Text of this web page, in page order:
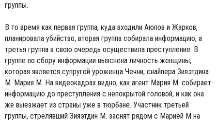
группы.
В то время как первая группа, куда входили Аюпов и Жарков,
планировала убийство, вторая группа собирала информацию, а
третья группа в свою очередь осуществила преступление. В
группе по сбору информации выяснена личность женщины,
которая является супругой уроженца Чечни, снайпера Зияэтдина
М. Мария М. На видеокадрах видно, как агент Мария М. собирает
информацию до преступления с непокрытой головой, и как она
же выезжает из страны уже в тюрбане. Участник третьей
группы, стрелявший Зияэтдин М. заснят рядом с Марией М на